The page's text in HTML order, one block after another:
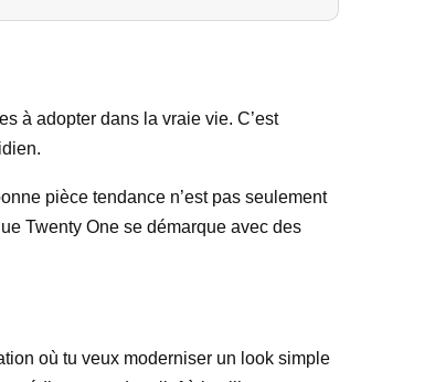
à adopter dans la vraie vie. C’est
pièce tendance n’est pas seulement
Twenty One se démarque avec des
où tu veux moderniser un look simple